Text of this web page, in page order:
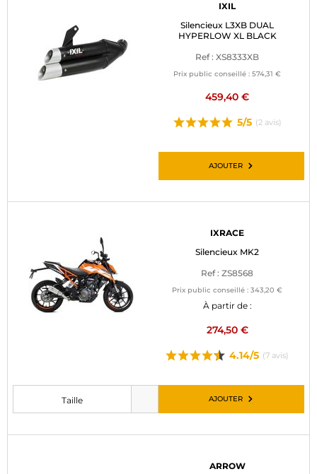
IXIL
Silencieux L3XB DUAL
HYPERLOW XL BLACK
Ref : XS8333XB
Prix public conseillé : 574,31 €
459,40 €
5/5 (2 avis)
AJOUTER
IXRACE
Silencieux MK2
Ref : ZS8568
Prix public conseillé : 343,20 €
À partir de :
274,50 €
4.14/5 (7 avis)
Veuillez choisir une taille avant d’ajouter au panier
Taille AJOUTER
ARROW